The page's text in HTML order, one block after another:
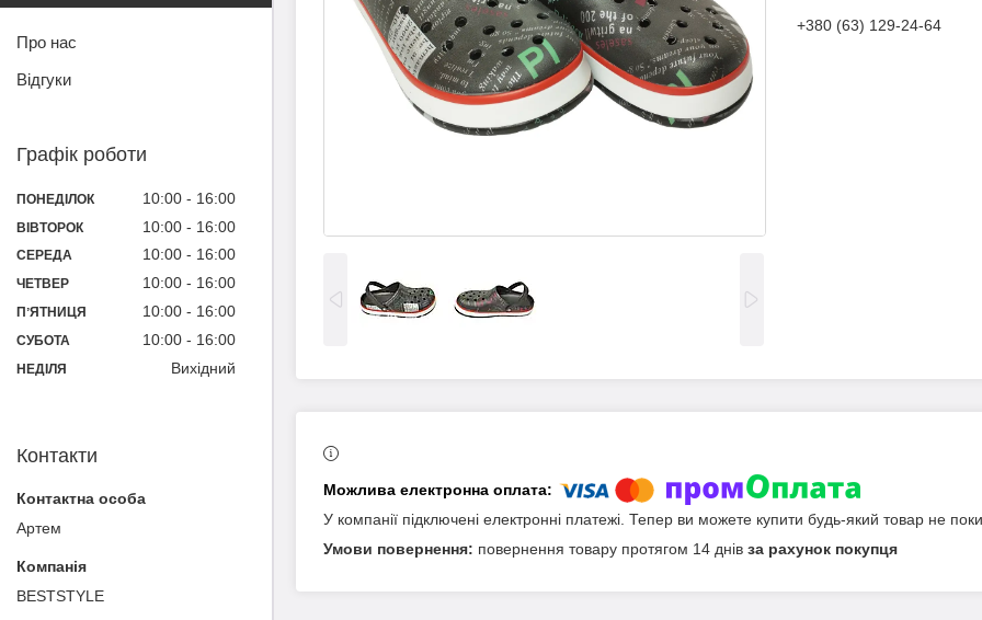
+380 (63) 129-24-64
У компанії підключені електронні платежі. Тепер ви можете купити будь-який товар не
повернення товару протягом 14 днів за рахунок покупця
Про нас
Відгуки
Графік роботи
ПОНЕДІЛОК 10:00 16:00
ВІВТОРОК 10:00 16:00
СЕРЕДА 10:00 16:00
ЧЕТВЕР 10:00 16:00
ПʼЯТНИЦЯ 10:00 16:00
СУБОТА 10:00 16:00
НЕДІЛЯ Вихідний
Контакти
Артем
BESTSTYLE